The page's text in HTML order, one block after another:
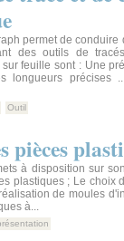
permet de conduire
des outils de
feuille sont : Une
longueurs précises
Outil
pièces
à disposition sur
plastiques ; Le choix
de moules
à...